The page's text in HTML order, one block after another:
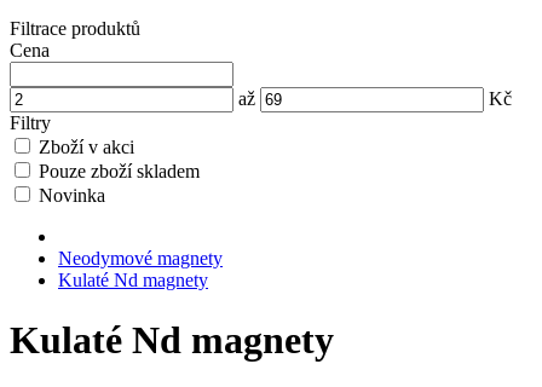
Filtrace produktů
Cena
až
Kč
Filtry
Zboží v akci
Pouze zboží skladem
Novinka
Neodymové magnety
Kulaté Nd magnety
Kulaté Nd magnety